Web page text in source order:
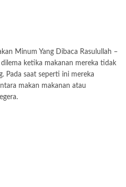
Minum Yang Dibaca Rasulullah –
ketika makanan mereka tidak
Pada saat seperti ini mereka
makan makanan atau